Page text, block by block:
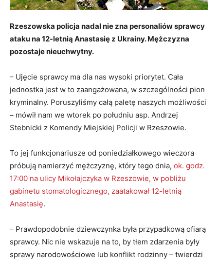
Rzeszowska policja nadal nie zna personaliów sprawcy
ataku na 12-letnią Anastasię z Ukrainy. Mężczyzna
pozostaje nieuchwytny.
– Ujęcie sprawcy ma dla nas wysoki priorytet. Cała
jednostka jest w to zaangażowana, w szczególności pion
kryminalny. Poruszyliśmy całą paletę naszych możliwości
– mówił nam we wtorek po południu asp. Andrzej
Stebnicki z Komendy Miejskiej Policji w Rzeszowie.
To jej funkcjonariusze od poniedziałkowego wieczora
próbują namierzyć mężczyznę, który tego dnia, ok. godz.
17:00 na ulicy Mikołajczyka w Rzeszowie, w pobliżu
gabinetu stomatologicznego, zaatakował 12-letnią
Anastasię.
– Prawdopodobnie dziewczynka była przypadkową ofiarą
sprawcy. Nic nie wskazuje na to, by tłem zdarzenia były
sprawy narodowościowe lub konflikt rodzinny – twierdzi